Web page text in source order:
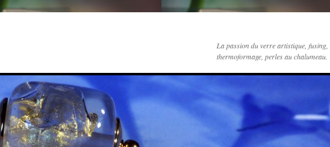
La passion du verre artistique, fusing,
thermoformage, perles au chalumeau.